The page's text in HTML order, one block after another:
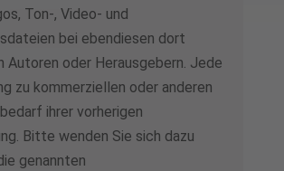
Ton-, Video- und
bei ebendiesen dort
Autoren oder Herausgebern. Jede
zu kommerziellen oder anderen
ihrer vorherigen
Bitte wenden Sie sich dazu
genannten